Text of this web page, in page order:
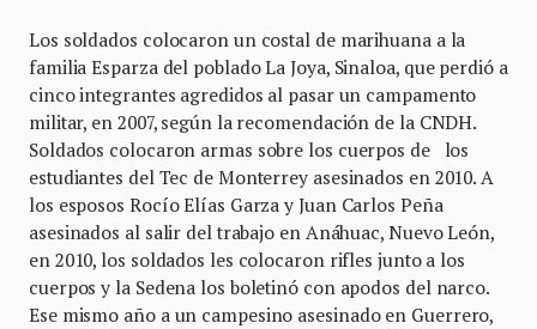
Los soldados colocaron un costal de marihuana a la
familia Esparza del poblado La Joya, Sinaloa, que perdió a
cinco integrantes agredidos al pasar un campamento
militar, en 2007, según la recomendación de la CNDH.
Soldados colocaron armas sobre los cuerpos de los
estudiantes del Tec de Monterrey asesinados en 2010. A
los esposos Rocío Elías Garza y Juan Carlos Peña
asesinados al salir del trabajo en Anáhuac, Nuevo León,
en 2010, los soldados les colocaron rifles junto a los
cuerpos y la Sedena los boletinó con apodos del narco.
Ese mismo año a un campesino asesinado en Guerrero,